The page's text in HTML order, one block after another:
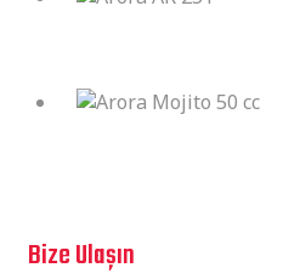
Bize Ulaşın